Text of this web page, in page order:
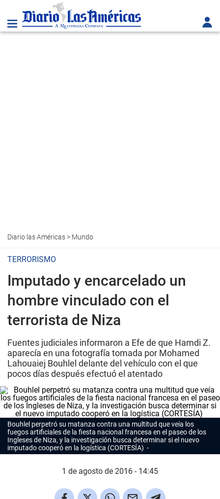
Diario las Américas> Mundo
TERRORISMO
Imputado y encarcelado un
hombre vinculado con el
terrorista de Niza
Fuentes judiciales informaron a Efe de que Hamdi Z.
aparecía en una fotografía tomada por Mohamed
Lahouaiej Bouhlel delante del vehículo con el que
pocos días después efectuó el atentado
Bouhlel perpetró su matanza contra una multitud que veía los
fuegos artificiales de la fiesta nacional francesa en el paseo de los
Ingleses de Niza, y la investigación busca determinar si el nuevo
imputado cooperó en la logística (CORTESÍA)
1 de agosto de 2016 - 14:45